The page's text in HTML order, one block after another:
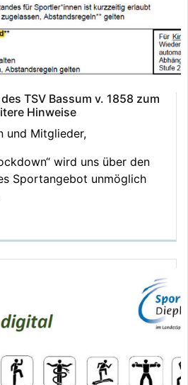
TSV Bassum v. 1858 zum
Hinweise
und Mitglieder,
wird uns über den
Sportangebot unmöglich